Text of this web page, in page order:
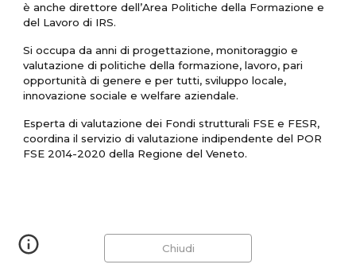
è anche direttore dell’Area Politiche della Formazione e
del Lavoro di IRS.
Si occupa da anni di progettazione, monitoraggio e
valutazione di politiche della formazione, lavoro, pari
opportunità di genere e per tutti, sviluppo locale,
innovazione sociale e welfare aziendale.
Esperta di valutazione dei Fondi strutturali FSE e FESR,
coordina il servizio di valutazione indipendente del POR
FSE 2014-2020 della Regione del Veneto.
Chiudi